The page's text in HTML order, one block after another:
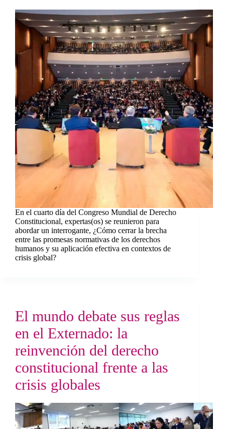
En el cuarto día del Congreso Mundial de Derecho
Constitucional, expertas(os) se reunieron para
abordar un interrogante, ¿Cómo cerrar la brecha
entre las promesas normativas de los derechos
humanos y su aplicación efectiva en contextos de
crisis global?
El mundo debate sus reglas
en el Externado: la
reinvención del derecho
constitucional frente a las
crisis globales